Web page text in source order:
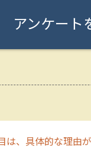
アンケート
、具体的な理由